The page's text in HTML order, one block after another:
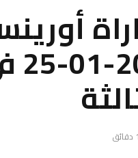
1 دقائق